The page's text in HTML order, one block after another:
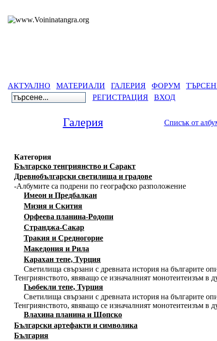
АКТУАЛНО МАТЕРИАЛИ ГАЛЕРИЯ ФОРУМ
РЕГИСТРАЦИЯ
ВХОД
Галерия Списък от
Категория
Българско тенгриянство и Саракт
Древнобългарски светилища и градове
-Албумите са подрени по географско разположение
Имеон и Предбалкан
Мизия и Скития
Орфеева планина-Родопи
Странджа-Сакар
Тракия и Средногорие
Македония и Рила
Карахан тепе, Турция
Светилища свързани с древната история на българите
Тенгриянството, явяващо се изначалният монотеитеизъм в
Гьобекли тепе, Турция
Светилища свързани с древната история на българите
Тенгриянството, явяващо се изначалният монотеитеизъм в
Влахина планина и Шопско
Български артефакти и символика
България